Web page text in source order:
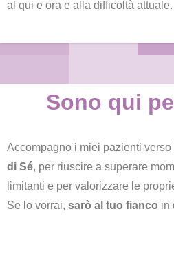
al qui e ora e alla difficoltà attuale.
Sono qui
Accompagno i miei pazienti verso
di Sé, per riuscire a superare
limitanti e per valorizzare le
Se lo vorrai, sarò al tuo fianco in